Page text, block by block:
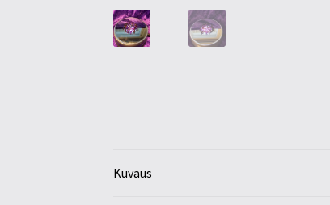
Kuvaus